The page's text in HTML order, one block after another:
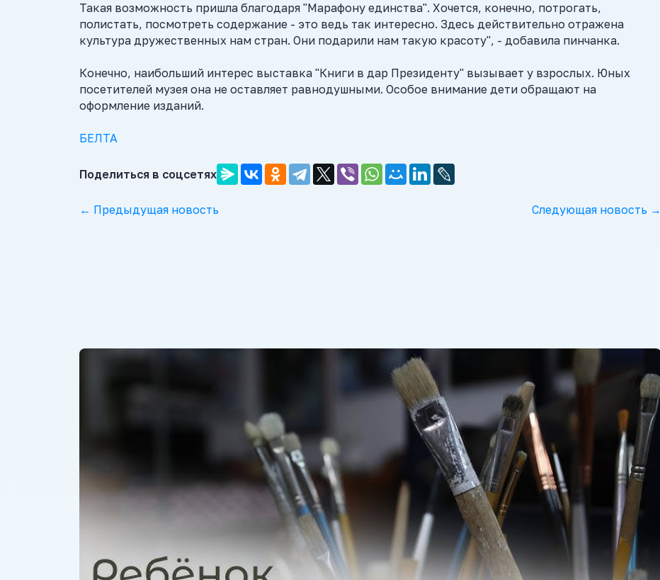
Такая возможность пришла благодаря "Марафону единства". Хочется, конечно, потрогать,
полистать, посмотреть содержание - это ведь так интересно. Здесь действительно отражена
культура дружественных нам стран. Они подарили нам такую красоту", - добавила пинчанка.
Конечно, наибольший интерес выставка "Книги в дар Президенту" вызывает у взрослых. Юных
посетителей музея она не оставляет равнодушными. Особое внимание дети обращают на
оформление изданий.
БЕЛТА
Поделиться в соцсетях
← Предыдущая новость Следующая новость →